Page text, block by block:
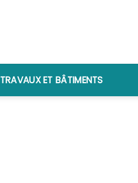
TRAVAUX ET BÂTIMENTS